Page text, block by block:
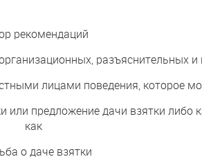
рекомендаций
разъяснительных и
лицами поведения, которое
предложение дачи взятки либо
как
о даче взятки